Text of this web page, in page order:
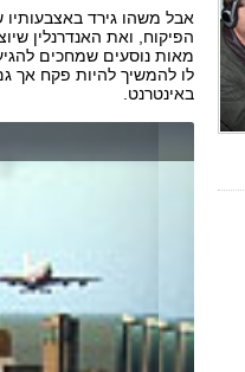
אבל משהו גירד באצבעותיו
הפיקוח, ואת האנדרנלין
מאות נוסעים שמחכים
לו להמשיך להיות פקח אך
באינטרנט.